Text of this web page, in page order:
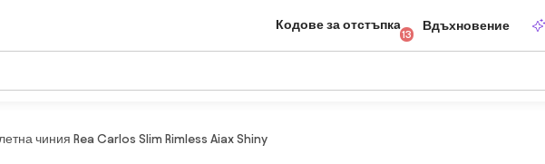
Кодове за отстъпка
13
Вдъхновение
чиния Rea Carlos Slim Rimless Aiax Shiny